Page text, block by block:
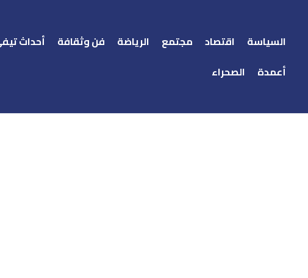
السياسة اقتصاد مجتمع الرياضة فن وثقافة أحداث
أعمدة
الصحراء